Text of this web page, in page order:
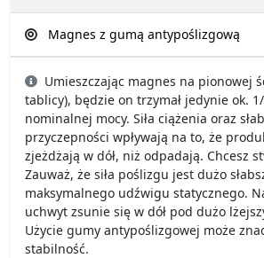
Magnes z gumą antypoślizgową
Umieszczając magnes na pionowej
tablicy), będzie on trzymał jedynie ok.
nominalnej mocy. Siła ciążenia oraz
przyczepności wpływają na to, że
zjeżdżają w dół, niż odpadają. Chcesz
Zauważ, że siła poślizgu jest dużo
maksymalnego udźwigu statycznego.
uchwyt zsunie się w dół pod dużo
Użycie gumy antypoślizgowej może
stabilność.